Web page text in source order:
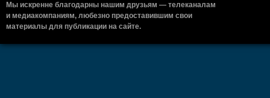
Мы искренне благодарны нашим друзьям — телеканалам
и медиакомпаниям, любезно предоставившим свои
материалы для публикации на сайте.